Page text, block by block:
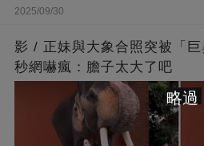
2025/09/30
影 / 正妹與大象合照突被「
秒網嚇瘋：膽子太大了吧
略過